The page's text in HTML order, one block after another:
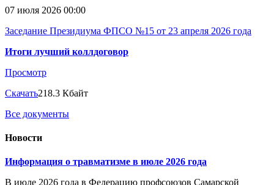
07 июля 2026 00:00
Заседание Президиума ФПСО №15 от 23 апреля 2026 года
Итоги лучший коллдоговор
Просмотр
Скачать218.3 Кбайт
Все документы
Новости
Информация о травматизме в июле 2026 года
В июле 2026 года в Федерацию профсоюзов Самарской